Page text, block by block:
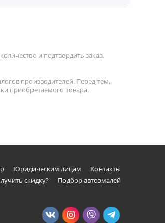
и подтвердить заказ.
производителей. Перед тем,
приобретаемого товара.
Юридическим лицам
Контакты
скидку? Подбор автоэмалей